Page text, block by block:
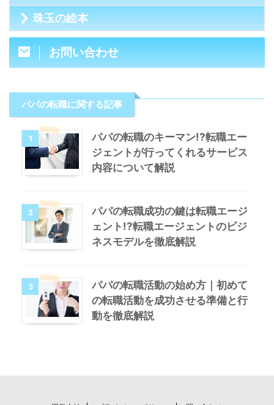
珠玉の絵本
お問い合わせ
パパの転職に関する記事
1
パパの転職のキーマン!?転職エー
ジェントが行ってくれるサービス
内容について解説
2
パパの転職成功の鍵は転職エージ
ェント!?転職エージェントのビジ
ネスモデルを徹底解説
3
パパの転職活動の始め方｜初めて
の転職活動を成功させる準備と行
動を徹底解説